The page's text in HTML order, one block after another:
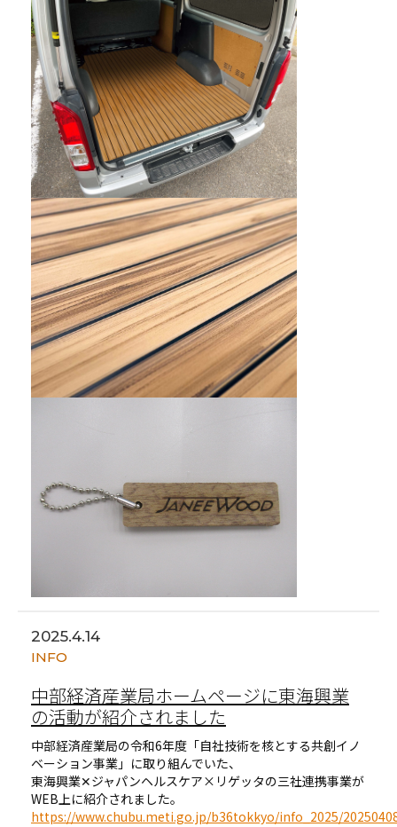
2025.4.14
INFO
中部経済産業局ホームページに東海興業
の活動が紹介されました
中部経済産業局の令和6年度「自社技術を核とする共創イノ
ベーション事業」に取り組んでいた、
東海興業✕ジャパンヘルスケア×リゲッタの三社連携事業が
WEB上に紹介されました。
https://www.chubu.meti.go.jp/b36tokkyo/info_2025/